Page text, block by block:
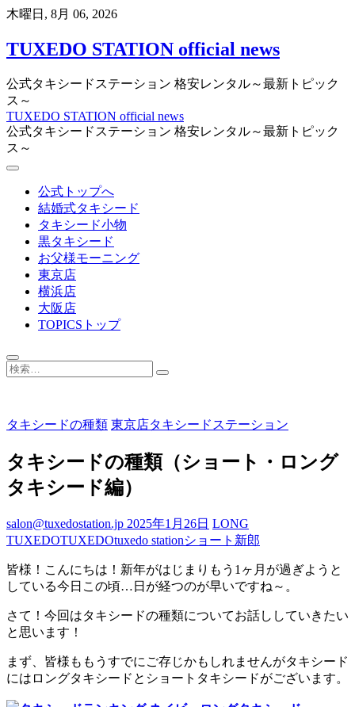
Skip
content
木曜日, 8月 06, 2026
TUXEDO STATION official news
公式タキシードステーション 格安レンタル～最新トピック
ス～
TUXEDO STATION official news
公式タキシードステーション 格安レンタル～最新トピック
ス～
公式トップへ
結婚式タキシード
タキシード小物
黒タキシード
お父様モーニング
東京店
横浜店
大阪店
TOPICSトップ
検
タキシードの種類 東京店タキシードステーション
タキシードの種類（ショート・ロング
タキシード編）
salon@tuxedostation.jp 2025年1月26日 LONG
TUXEDOTUXEDOtuxedo stationショート 新郎
皆様！こんにちは！新年がはじまりもう1ヶ月が過ぎようと
している今日この頃…日が経つのが早いですね～。
さて！今回はタキシードの種類についてお話ししていきたい
と思います！
まず、皆様ももうすでにご存じかもしれませんがタキシード
にはロングタキシードとショートタキシードがございます。